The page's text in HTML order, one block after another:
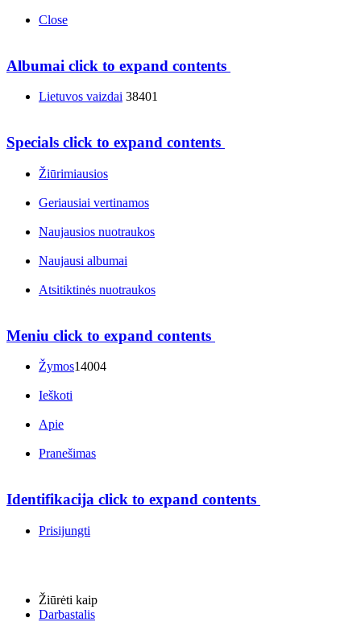
Close
Albumai click to expand contents
Lietuvos vaizdai 38401
Specials click to expand contents
Žiūrimiausios
Geriausiai vertinamos
Naujausios nuotraukos
Naujausi albumai
Atsitiktinės nuotraukos
Meniu click to expand contents
Žymos14004
Ieškoti
Apie
Pranešimas
Identifikacija click to expand contents
Prisijungti
Žiūrėti kaip
Darbastalis